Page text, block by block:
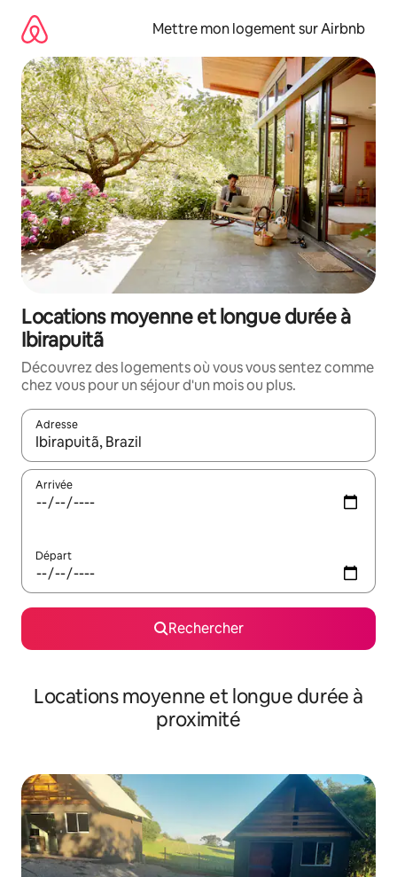
directement
contenu
Mettre mon logement sur Airbnb
Locations moyenne et longue durée à
Ibirapuitã
Découvrez des logements où vous vous sentez comme
chez vous pour un séjour d'un mois ou plus.
Adresse
Lorsque les résultats s'affichent, utilisez les flèches vers le
Arrivée
Départ
Rechercher
Locations moyenne et longue durée à
proximité